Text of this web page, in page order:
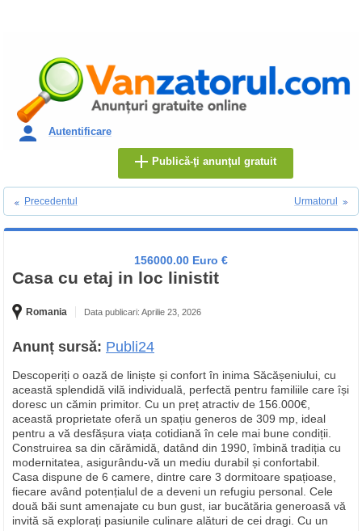
Autentificare
Publică-ţi anunţul gratuit
Precedentul Urmatorul
156000.00 Euro €
Casa cu etaj in loc linistit
Romania Data publicari: Aprilie 23, 2026
Anunț sursă: Publi24
Descoperiți o oază de liniște și confort în inima Săcășeniului, cu
această splendidă vilă individuală, perfectă pentru familiile care își
doresc un cămin primitor. Cu un preț atractiv de 156.000€,
această proprietate oferă un spațiu generos de 309 mp, ideal
pentru a vă desfășura viața cotidiană în cele mai bune condiții.
Construirea sa din cărămidă, datând din 1990, îmbină tradiția cu
modernitatea, asigurându-vă un mediu durabil și confortabil.
Casa dispune de 6 camere, dintre care 3 dormitoare spațioase,
fiecare având potențialul de a deveni un refugiu personal. Cele
două băi sunt amenajate cu bun gust, iar bucătăria generoasă vă
invită să explorați pasiunile culinare alături de cei dragi. Cu un